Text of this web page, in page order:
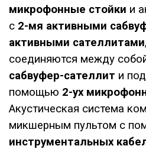
микрофонные стойки и
с 2-мя активными
активными сателлитами
соединяются между
сабвуфер-сателлит и
помощью 2-ух
Акустическая система
микшерным пультом с
инструментальных